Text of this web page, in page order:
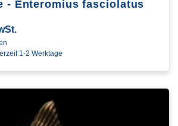
- Enteromius fasciolatus
1-2 Werktage